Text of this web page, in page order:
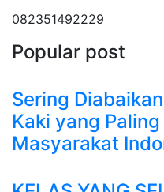
082351492229
Popular post
Sering
Kaki yang
Masyarakat